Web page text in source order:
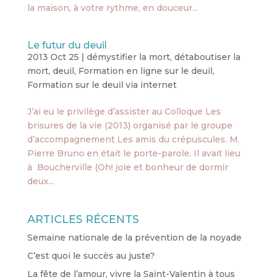
la maison, à votre rythme, en douceur...
Le futur du deuil
2013 Oct 25 | démystifier la mort, détaboutiser la
mort, deuil, Formation en ligne sur le deuil,
Formation sur le deuil via internet
J’ai eu le privilège d’assister au Colloque Les
brisures de la vie (2013) organisé par le groupe
d’accompagnement Les amis du crépuscules. M.
Pierre Bruno en était le porte-parole. Il avait lieu
à Boucherville (Oh! joie et bonheur de dormir
deux...
ARTICLES RÉCENTS
Semaine nationale de la prévention de la noyade
C’est quoi le succès au juste?
La fête de l’amour, vivre la Saint-Valentin à tous